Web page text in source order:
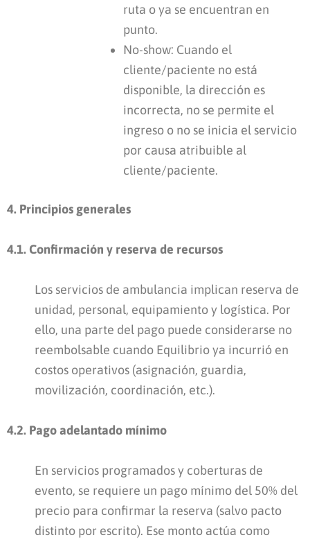
ruta o ya se encuentran en
punto.
No-show: Cuando el
cliente/paciente no está
disponible, la dirección es
incorrecta, no se permite el
ingreso o no se inicia el servicio
por causa atribuible al
cliente/paciente.
4. Principios generales
4.1. Confirmación y reserva de recursos
Los servicios de ambulancia implican reserva de
unidad, personal, equipamiento y logística. Por
ello, una parte del pago puede considerarse no
reembolsable cuando Equilibrio ya incurrió en
costos operativos (asignación, guardia,
movilización, coordinación, etc.).
4.2. Pago adelantado mínimo
En servicios programados y coberturas de
evento, se requiere un pago mínimo del 50% del
precio para confirmar la reserva (salvo pacto
distinto por escrito). Ese monto actúa como